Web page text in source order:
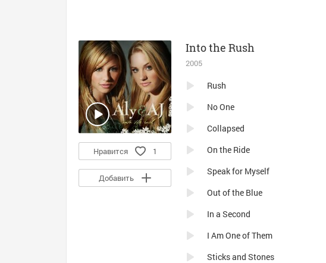
Into the Rush
2005
Нравится 1
Добавить
Rush
No One
Collapsed
On the Ride
Speak for Myself
Out of the Blue
In a Second
I Am One of Them
Sticks and Stones